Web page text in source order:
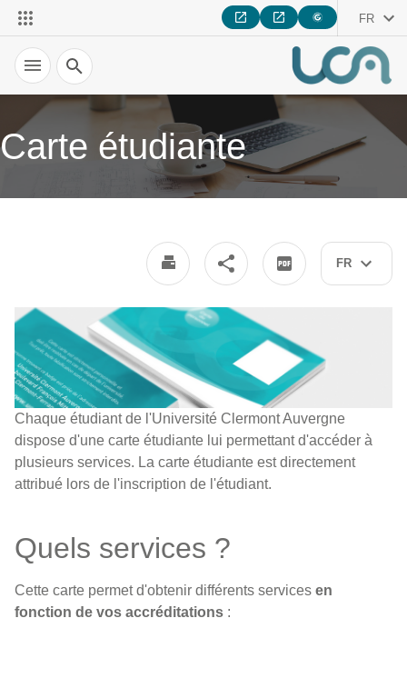
FR
Recherche
Carte étudiante
FR
Chaque étudiant de l'Université Clermont Auvergne
dispose d'une carte étudiante lui permettant d'accéder à
plusieurs services. La carte étudiante est directement
attribué lors de l'inscription de l'étudiant.
Quels services ?
Cette carte permet d'obtenir différents services en
fonction de vos accréditations :